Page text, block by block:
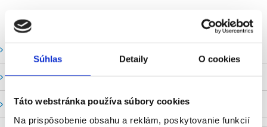
Súhlas Detaily O cookies
Táto webstránka používa súbory cookies
Na prispôsobenie obsahu a reklám, poskytovanie funkcií
Stavy a prietoky SVP, š. p.
Mapový portál